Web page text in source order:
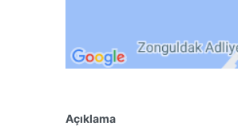
Açıklama